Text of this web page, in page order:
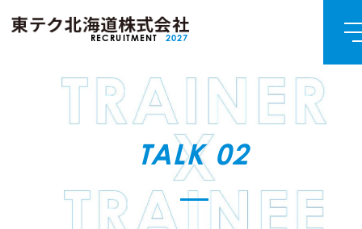
RECRUITMENT 2027
TALK 02